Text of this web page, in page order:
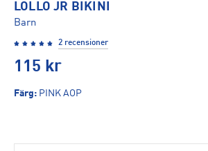
LOLLO JR BIKINI
Barn
2 recensioner
115 kr
Färg: PINK AOP